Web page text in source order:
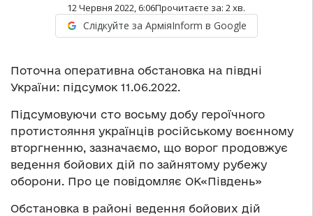
12 Червня 2022, 6:06Прочитаєте за: 2хв.
Слідкуйте за АрміяInform в Google
Поточна оперативна обстановка на півдні
України: підсумок 11.06.2022.
Підсумовуючи сто восьму добу героїчного
протистояння українців російському воєнному
вторгненню, зазначаємо, що ворог продовжує
ведення бойових дій по зайнятому рубежу
оборони. Про це повідомляє ОК«Південь»
Обстановка в районі ведення бойових дій